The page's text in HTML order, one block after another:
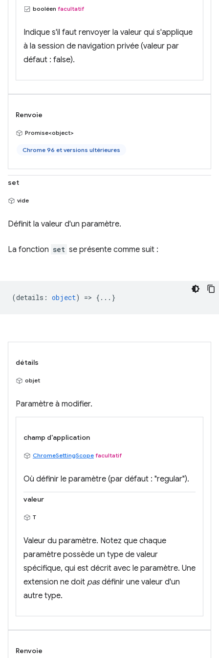
booléen facultatif
Indique s'il faut renvoyer la valeur qui s'applique
à la session de navigation privée (valeur par
défaut : false).
Renvoie
Promise<object>
Chrome 96 et versions ultérieures
set
vide
Définit la valeur d'un paramètre.
La fonction set se présente comme suit :
(details : object) => {...}
détails
objet
Paramètre à modifier.
champ d'application
ChromeSettingScope facultatif
Où définir le paramètre (par défaut : "regular").
valeur
T
Valeur du paramètre. Notez que chaque
paramètre possède un type de valeur
spécifique, qui est décrit avec le paramètre. Une
extension ne doit pasdéfinir une valeur d'un
autre type.
Renvoie